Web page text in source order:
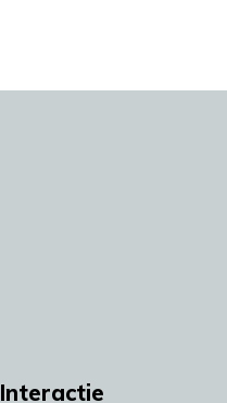
Interactie